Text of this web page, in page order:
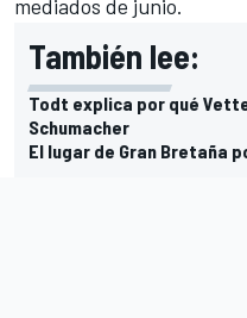
mediados de junio.
También lee:
Todt explica por qué
Schumacher
El lugar de Gran Bretaña